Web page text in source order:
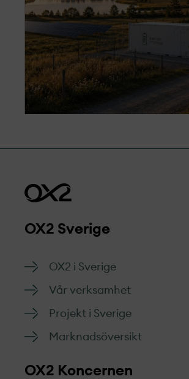
OX2 Sverige
OX2 i Sverige
Vår verksamhet
Projekt­ i Sverige
Marknads­översikt
OX2 Koncernen